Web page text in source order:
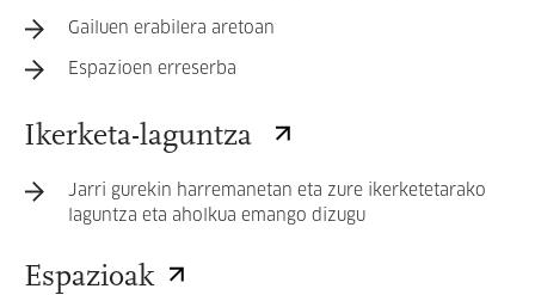
Gailuen erabilera aretoan
Espazioen erreserba
Ikerketa-laguntza
Jarri gurekin harremanetan eta zure ikerketetarako
laguntza eta aholkua emango dizugu
Espazioak